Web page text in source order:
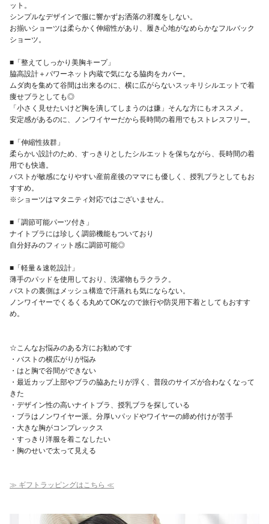
ット。
シンプルなデザインで服に響かずお洒落の邪魔をしない。
お揃いショーツは柔らかく伸縮性があり、履き心地がなめらかなフルバック
ショーツ。
■「整えてしっかり美胸キープ」
脇高設計＋パワーネット内蔵で気になる脇肉をカバー。
ムダ肉を集めて谷間は出来るのに、横に広がらないスッキリシルエットで着
痩せブラとしても◎
「小さく見せたいけど胸を潰してしまうのは嫌」そんな方にもオススメ。
安定感があるのに、ノンワイヤーだから長時間の着用でもストレスフリー。
■「伸縮性抜群」
柔らかい設計のため、すっきりとしたシルエットを保ちながら、長時間の着
用でも快適。
バストが敏感になりやすい産前産後のママにも優しく、授乳ブラとしてもお
すすめ。
※ショーツはマタニティ対応ではございません。
■「調節可能パーツ付き」
ナイトブラには珍しく調節機能もついており
自分好みのフィット感に調節可能◎
■「軽量＆速乾設計」
薄手のパッドを使用しており、洗濯物もラクラク。
バストの裏側はメッシュ構造で汗蒸れも気にならない。
ノンワイヤーでくるくる丸めてOKなので旅行や防災用下着としてもおすす
め。
☆こんなお悩みのある方にお勧めです
・バストの横広がりが悩み
・はと胸で谷間ができない
・最近カップ上部やブラの脇あたりが浮く、普段のサイズが合わなくなって
きた
・デザイン性の高いナイトブラ、授乳ブラを探している
・ブラはノンワイヤー派。分厚いパッドやワイヤーの締め付けが苦手
・大きな胸がコンプレックス
・すっきり洋服を着こなしたい
・胸のせいで太って見える
≫ ギフトラッピングはこちら ≪